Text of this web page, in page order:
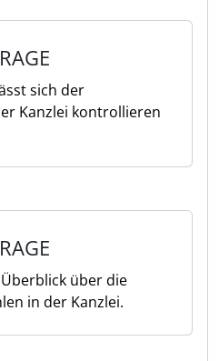
sich der
Kanzlei kontrollieren
über die
in der Kanzlei.